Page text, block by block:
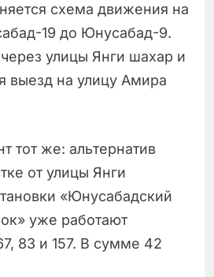
схема движения на
19 до Юнусабад-9.
улицы Янги шахар и
выезд на улицу Амира
тот же: альтернатив
от улицы Янги
«Юнусабадский
уже работают
83 и 157. В сумме 42